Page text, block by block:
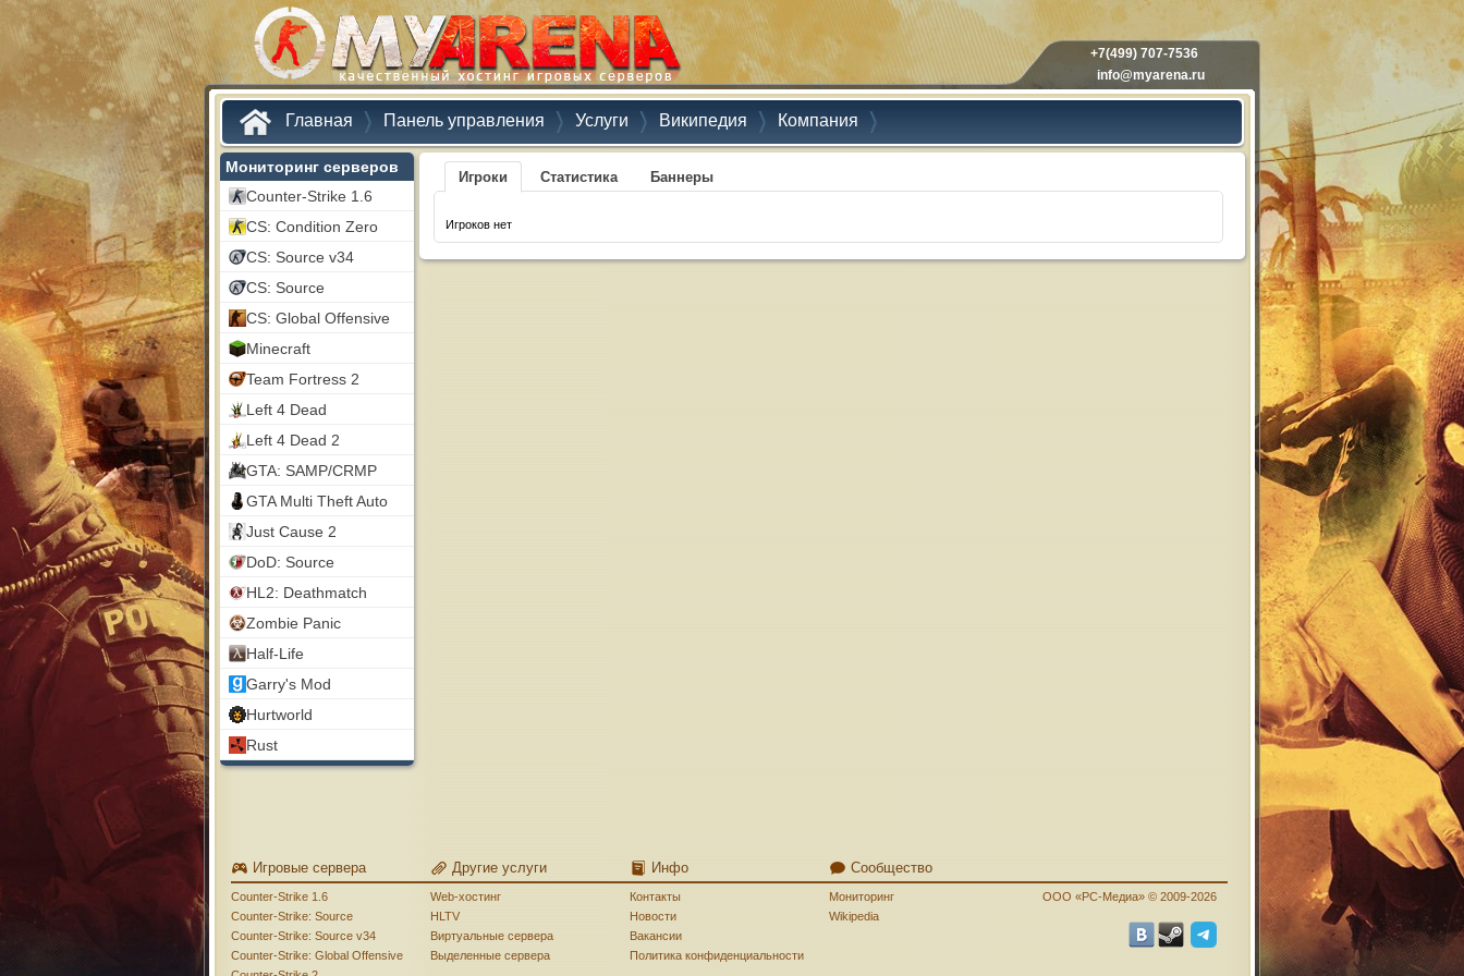
+7(499) 707-7536
info@myarena.ru
Главная Панель управления Услуги Википедия Компания
Мониторинг серверов
Counter-Strike 1.6
CS: Condition Zero
CS: Source v34
CS: Source
CS: Global Offensive
Minecraft
Team Fortress 2
Left 4 Dead
Left 4 Dead 2
GTA: SAMP/CRMP
GTA Multi Theft Auto
Just Cause 2
DoD: Source
HL2: Deathmatch
Zombie Panic
Half-Life
Garry's Mod
Hurtworld
Rust
Игроки Статистика Баннеры
Игроков нет
Игровые сервера
Counter-Strike 1.6
Counter-Strike: Source
Counter-Strike: Source v34
Counter-Strike: Global Offensive
Другие услуги
Web-хостинг
HLTV
Виртуальные сервера
Выделенные сервера
Инфо
Контакты
Новости
Вакансии
Политика конфиденциальности
Сообщество
Мониторинг
Wikipedia
ООО «PC-Медиа» © 2009-2026